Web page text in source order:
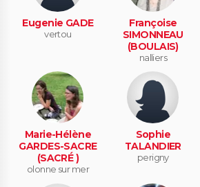
Eugenie GADE
vertou
Françoise
SIMONNEAU
(BOULAIS)
nalliers
Marie-Hélène
GARDES-SACRE
(SACRÉ )
olonne sur mer
Sophie
TALANDIER
perigny